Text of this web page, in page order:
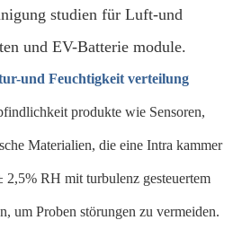
studien für Luft-und
und EV-Batterie module.
und Feuchtigkeit verteilung
produkte wie Sensoren,
Materialien, die eine Intra kammer
2,5% RH mit turbulenz gesteuertem
um Proben störungen zu vermeiden.